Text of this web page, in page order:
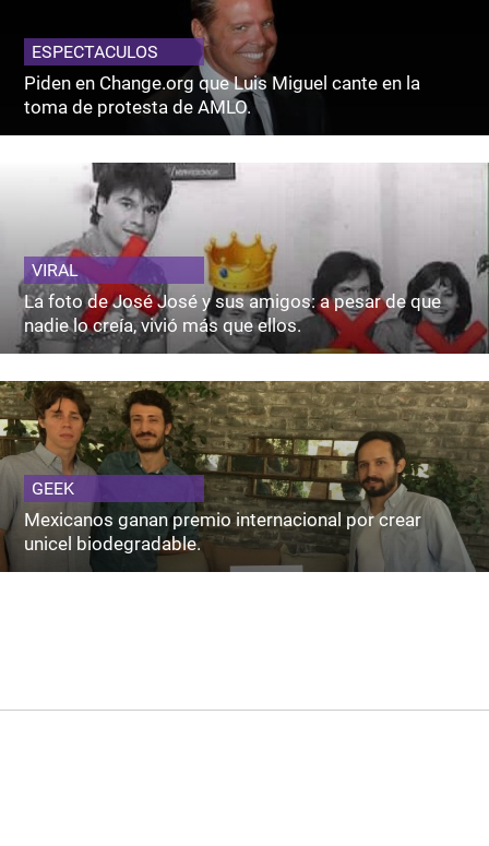
ESPECTACULOS
Piden en Change.org que Luis Miguel cante en la
toma de protesta de AMLO.
VIRAL
La foto de José José y sus amigos: a pesar de que
nadie lo creía, vivió más que ellos.
GEEK
Mexicanos ganan premio internacional por crear
unicel biodegradable.